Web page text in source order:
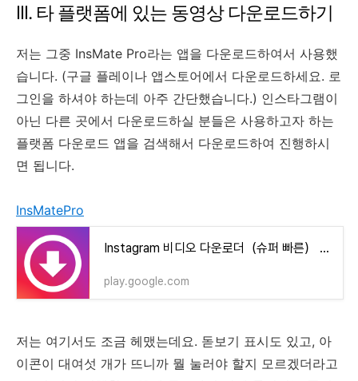
III. 타 플랫폼에 있는 동영상 다운로드하기
저는 그중 InsMate Pro라는 앱을 다운로드하여서 사용했
습니다. (구글 플레이나 앱스토어에서 다운로드하세요. 로
그인을 하셔야 하는데 아주 간단했습니다.) 인스타그램이
아닌 다른 곳에서 다운로드하실 분들은 사용하고자 하는
플랫폼 다운로드 앱을 검색해서 다운로드하여 진행하시
면 됩니다.
InsMatePro
Instagram 비디오 다운로더（슈퍼 빠른） - Google Play 앱
play.google.com
저는 여기서도 조금 헤맸는데요. 돋보기 표시도 있고, 아
이콘이 대여섯 개가 뜨니까 뭘 눌러야 할지 모르겠더라고